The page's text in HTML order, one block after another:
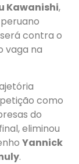
Kawanishi,
contra o
vaga na
como
do
eliminou
Yannick
.